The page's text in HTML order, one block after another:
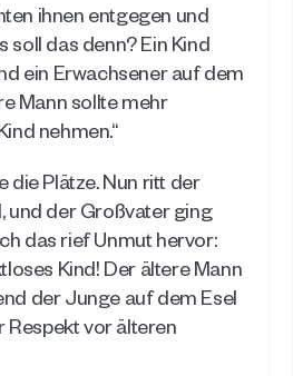
ihnen entgegen und
soll das denn? Ein Kind
ein Erwachsener auf dem
Mann sollte mehr
nehmen.“
die Plätze. Nun ritt der
und der Großvater ging
das rief Unmut hervor:
Kind! Der ältere Mann
der Junge auf dem Esel
Respekt vor älteren